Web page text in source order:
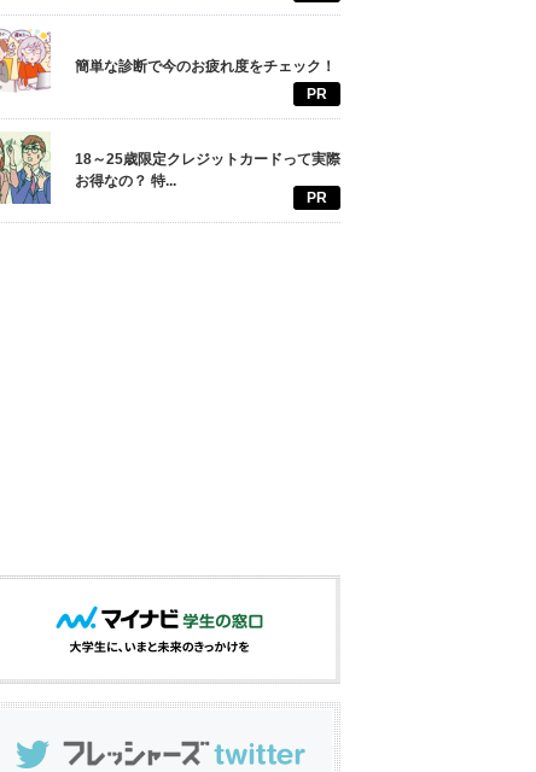
簡単な診断で今のお疲れ度をチェック！
PR
18～25歳限定クレジットカードって実際
お得なの？ 特...
PR